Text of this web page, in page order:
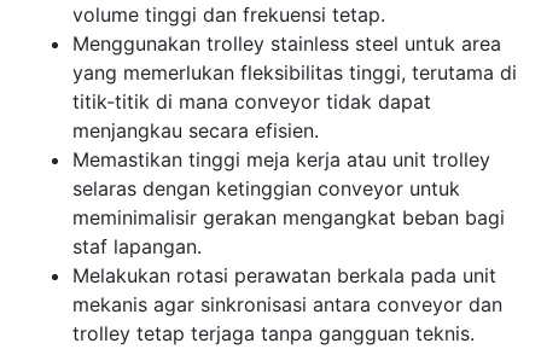
volume tinggi dan frekuensi tetap.
Menggunakan trolley stainless steel untuk area
yang memerlukan fleksibilitas tinggi, terutama di
titik-titik di mana conveyor tidak dapat
menjangkau secara efisien.
Memastikan tinggi meja kerja atau unit trolley
selaras dengan ketinggian conveyor untuk
meminimalisir gerakan mengangkat beban bagi
staf lapangan.
Melakukan rotasi perawatan berkala pada unit
mekanis agar sinkronisasi antara conveyor dan
trolley tetap terjaga tanpa gangguan teknis.